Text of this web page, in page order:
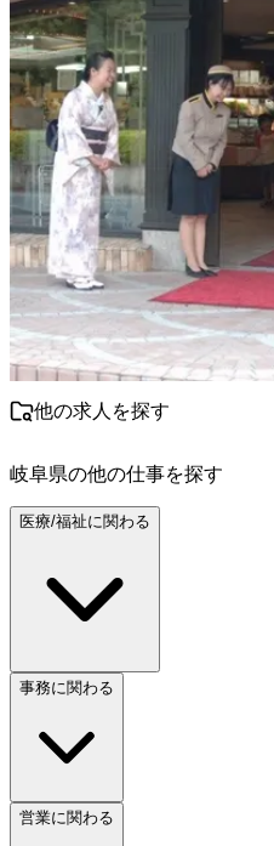
他の求人を探す
岐阜県の他の仕事を探す
医療/福祉に関わる
事務に関わる
営業に関わる